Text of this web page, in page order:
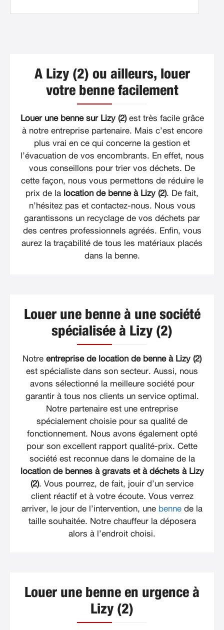
A Lizy (2) ou ailleurs, louer
votre benne facilement
Louer une benne sur Lizy (2)est très facile grâce
à notre entreprise partenaire. Mais c’est encore
plus vrai en ce qui concerne la gestion et
l’évacuation de vos encombrants. En effet, nous
vous conseillons pour trier vos déchets. De
cette façon, nous vous permettons de réduire le
prix de la location de benne à Lizy (2). De fait,
n’hésitez pas et contactez-nous. Nous vous
garantissons un recyclage de vos déchets par
des centres professionnels agréés. Enfin, vous
aurez la traçabilité de tous les matériaux placés
dans la benne.
Louer une benne à une société
spécialisée à Lizy (2)
Notre entreprise de location de benne à Lizy (2)
est spécialiste dans son secteur. Aussi, nous
avons sélectionné la meilleure société pour
garantir à tous nos clients un service optimal.
Notre partenaire est une entreprise
spécialement choisie pour sa qualité de
fonctionnement. Nous avons également opté
pour son excellent rapport qualité-prix. Cette
société est reconnue dans le domaine de la
location de bennes à gravats et à déchets à Lizy
(2). Vous pourrez, de fait, jouir d’un service
client réactif et à votre écoute. Vous verrez
arriver, le jour de l’intervention, une benne de la
taille souhaitée. Notre chauffeur la déposera
alors à l’endroit choisi.
Louer une benne en urgence à
Lizy (2)